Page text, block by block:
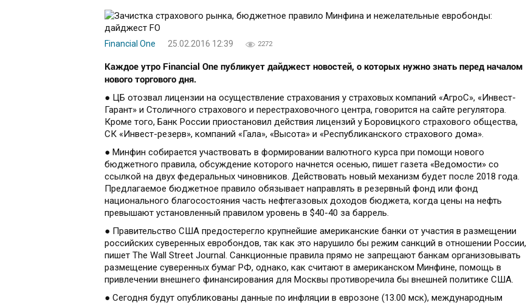
Financial One 25.02.2016 12:39 2272
Каждое утро Financial One публикует дайджест новостей, о которых нужно знать перед началом
нового торгового дня.
● ЦБ отозвал лицензии на осуществление страхования у страховых компаний «АгроС», «Инвест-
Гарант» и Столичного страхового и перестраховочного центра, говорится на сайте регулятора.
Кроме того, Банк России приостановил действия лицензий у Боровицкого страхового общества,
СК «Инвест-резерв», компаний «Гала», «Высота» и «Республиканского страхового дома».
● Минфин собирается участвовать в формировании валютного курса при помощи нового
бюджетного правила, обсуждение которого начнется осенью, пишет газета «Ведомости» со
ссылкой на двух федеральных чиновников. Действовать новый механизм будет после 2018 года.
Предлагаемое бюджетное правило обязывает направлять в резервный фонд или фонд
национального благосостояния часть нефтегазовых доходов бюджета, когда цены на нефть
превышают установленный правилом уровень в $40-40 за баррель.
● Правительство США предостерегло крупнейшие американские банки от участия в размещении
российских суверенных евробондов, так как это нарушило бы режим санкций в отношении России,
пишет The Wall Street Journal. Санкционные правила прямо не запрещают банкам организовывать
размещение суверенных бумаг РФ, однако, как считают в американском Минфине, помощь в
привлечении внешнего финансирования для Москвы противоречила бы внешней политике США.
● Сегодня будут опубликованы данные по инфляции в еврозоне (13.00 мск), международным